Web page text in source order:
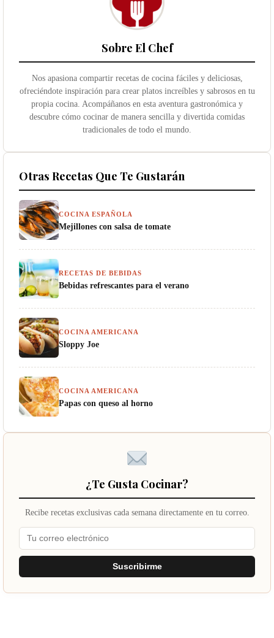
Sobre El Chef
Nos apasiona compartir recetas de cocina fáciles y deliciosas,
ofreciéndote inspiración para crear platos increíbles y sabrosos en tu
propia cocina. Acompáñanos en esta aventura gastronómica y
descubre cómo cocinar de manera sencilla y divertida comidas
tradicionales de todo el mundo.
Otras Recetas Que Te Gustarán
COCINA ESPAÑOLA
Mejillones con salsa de tomate
RECETAS DE BEBIDAS
Bebidas refrescantes para el verano
COCINA AMERICANA
Sloppy Joe
COCINA AMERICANA
Papas con queso al horno
¿Te Gusta Cocinar?
Recibe recetas exclusivas cada semana directamente en tu correo.
Suscribirme